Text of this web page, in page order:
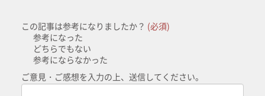
この記事は参考になりましたか？ (必須)
参考になった
どちらでもない
参考にならなかった
ご意見・ご感想を入力の上、送信してください。